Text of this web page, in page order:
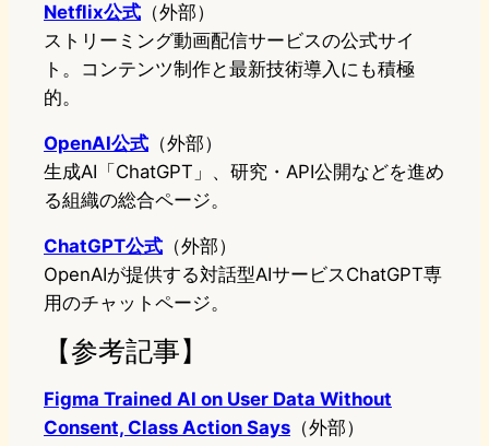
Netflix公式 （外部）
ストリーミング動画配信サービスの公式サイ
ト。コンテンツ制作と最新技術導入にも積極
的。
OpenAI公式 （外部）
生成AI「ChatGPT」、研究・API公開などを進め
る組織の総合ページ。
ChatGPT公式 （外部）
OpenAIが提供する対話型AIサービスChatGPT専
用のチャットページ。
【参考記事】
Figma Trained AI on User Data Without
Consent, Class Action Says （外部）